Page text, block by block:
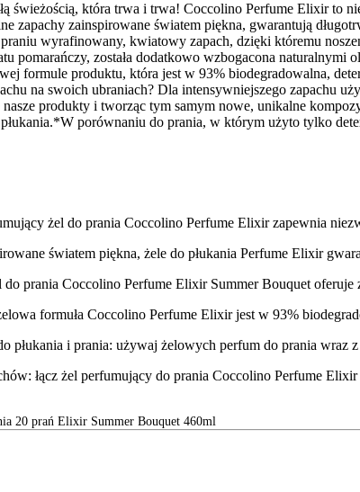
świeżością, która trwa i trwa! Coccolino Perfume Elixir to
zapachy zainspirowane światem piękna, gwarantują
wyrafinowany, kwiatowy zapach, dzięki któremu
pomarańczy, została dodatkowo wzbogacona naturalnymi
formule produktu, która jest w 93% biodegradowalna,
na swoich ubraniach? Dla intensywniejszego zapachu
produkty i tworząc tym samym nowe, unikalne
porównaniu do prania, w którym użyto tylko
żel do prania Coccolino Perfume Elixir zapewnia
światem piękna, żele do płukania Perfume Elixir
prania Coccolino Perfume Elixir Summer Bouquet
formuła Coccolino Perfume Elixir jest w 93%
płukania i prania: używaj żelowych perfum do prania wraz
łącz żel perfumujący do prania Coccolino Perfume
20 prań Elixir Summer Bouquet 460ml